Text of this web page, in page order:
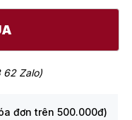
62 Zalo)
đơn trên 500.000đ)